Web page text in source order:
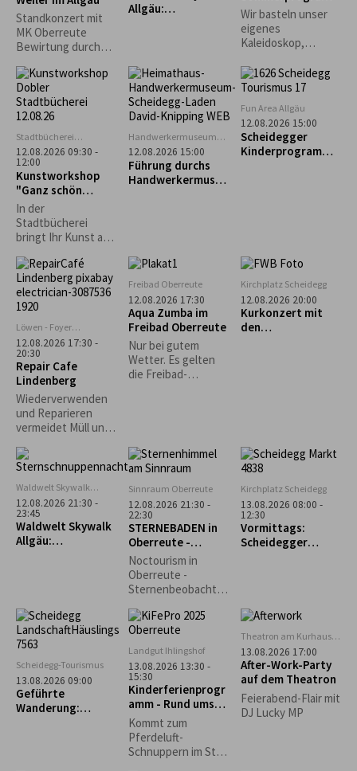
Standkonzert mit
MK Oberreute
Bewirtung durch
Weiler im Allgäu
Allgäu:
: Kreativ mit
Naturmaterialien
Wir basteln unser
eigenes
Kaleidoskop,
Naturbilder und
Karten und je nach
Wetterlage ein
großes
Gemeinschaftsbild.
Stadtbücherei
Lindenberg
12.08.2026 09:30 -
12:00
Kunstworkshop
"Ganz schön
punktig-Yayoi
Kusama"
In der
Stadtbücherei
bringt Ihr Kunst auf
dem Motto „Ganz
schön punktig!“
bietet der
Workshop mit Gisela
Dobler die
Möglichkeit, in das
Leben und fröhlich-
bunte Werk der
japanischen
Künstlerin Yayoi
Kusama
einzutauchen. Mit
Materialien lassen
wir Punkte und
Farben tanzen.
Handwerkermuseum
„Heimathaus"
Scheidegg
12.08.2026 15:00
Führung durchs
Handwerkermuseu
Fun Area Allgäu
12.08.2026 15:00
Scheidegger
Kinderprogramm:
Löwen - Foyer
Lindenberg
12.08.2026 17:30 -
20:30
Repair Cafe
Lindenberg
Wiederverwenden
und Reparieren
vermeidet Müll und
Rohstoffe und
Ressourcen,
welche ansonsten
für die Produktion
neuer Gegenstände
aufgewendet
werden müssten.
dieser Gedanke
weiterentwickelt
und auf den lokalen
Gesellschaft
getragen.
Freibad Oberreute
12.08.2026 17:30
Aqua Zumba im
Freibad Oberreute
Nur bei gutem
Wetter. Es gelten
die Freibad-
Kirchplatz Scheidegg
12.08.2026 20:00
Kurkonzert mit
den
Waldwelt Skywalk
Allgäu, Scheidegg
12.08.2026 21:30 -
23:45
Waldwelt Skywalk
Allgäu:
Sinnraum Oberreute
12.08.2026 21:30 -
22:30
STERNEBADEN in
Oberreute -
Perseiden-
Beobachtung
Noctourism in
Oberreute -
Sternenbeobachtu
Gemeinsam
schauen wir in den
Nachthimmel und
entdecken die
Schönheiten des
Nachthimmels.
Kirchplatz Scheidegg
13.08.2026 08:00 -
12:30
Vormittags:
Scheidegger
Scheidegg-Tourismus
13.08.2026 09:00
Geführte
Wanderung:
Landgut Ihlingshof
13.08.2026 13:30 -
15:30
Kinderferienprogr
amm - Rund ums
Pferd -
AUSGEBUCHT!
Kommt zum
Pferdeluft-
Schnuppern im Stall
Theatron am Kurhaus
Scheidegg
13.08.2026 17:00
After-Work-Party
auf dem Theatron
Feierabend-Flair mit
DJ Lucky MP